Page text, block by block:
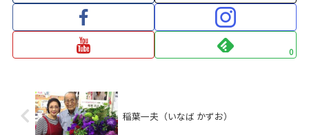
0
稲葉一夫（いなば かずお）